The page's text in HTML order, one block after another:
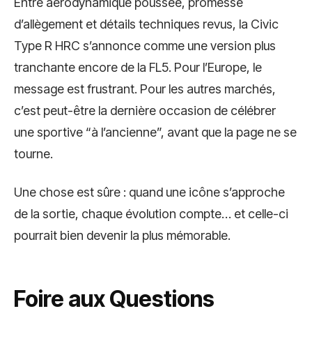
d’allègement et détails techniques revus, la Civic
Type R HRC s’annonce comme une version plus
tranchante encore de la FL5. Pour l’Europe, le
message est frustrant. Pour les autres marchés,
c’est peut-être la dernière occasion de célébrer
une sportive “à l’ancienne”, avant que la page ne se
tourne.
Une chose est sûre : quand une icône s’approche
de la sortie, chaque évolution compte… et celle-ci
pourrait bien devenir la plus mémorable.
Foire aux Questions